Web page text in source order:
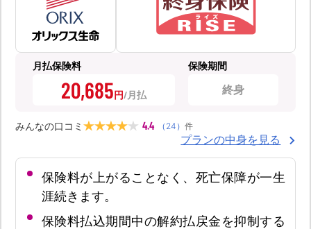
月払保険料
20,685円
保険期間
終身
みんなの口コミ 4.4 （ 24 ） 件
プランの中身を見る
保険料が上がることなく、死亡保障が一生
涯続きます。
保険料払込期間中の解約払戻金を抑制する